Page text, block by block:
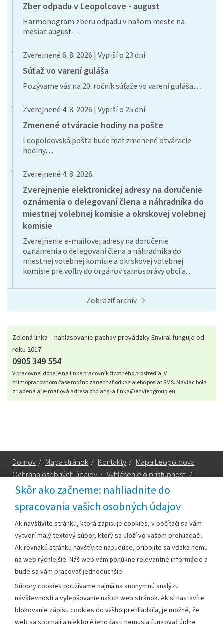
Skôr ako začneme: nahliadnite do
spracovania vašich osobných údajov
Ak navštívite stránku, ktorá zapisuje cookies, v počítači sa vám
vytvorí malý textový súbor, ktorý sa uloží vo vašom prehliadači.
Ak rovnakú stránku navštívite nabudúce, pripojíte sa vďaka nemu
na web rýchlejšie. Náš web vám ponúkne relevantné informácie a
bude sa vám pracovať jednoduchšie.
Súbory cookies používame najmä na anonymnú analýzu
návštevnosti a vylepšovanie našich web stránok. Ak si nastavíte
blokovanie zápisu cookies do vášho prehliadača, je možné, že
web sa spomalí a niektoré jeho časti nemusia fungovať úplne
Zber odpadu v Leopoldove - august
Harmonogram zberu odpadu v našom meste na
mesiac august…
Zverejnené 6. 8. 2026 | Vyprší o 23 dní.
Súťaž vo varení guláša
Pozývame vás na 20. ročník súťaže vo varení guláša…
Zverejnené 4. 8. 2026 | Vyprší o 25 dní.
Zmenené otváracie hodiny na pošte
Leopoldovská pošta bude mať zmenené otváracie
hodiny…
Zverejnené 4. 8. 2026.
Zverejnenie elektronickej adresy na doručenie
oznámenia o delegovaní člena a náhradníka do
miestnej volebnej komisie a okrskovej volebnej
komisie
Zverejnenie e-mailovej adresy na doručenie
oznámenia o delegovaní člena a náhradníka do
miestnej volebnej komisie a okrskovej volebnej
komisie pre voľby do orgánov samosprávy obcí a...
Zobraziť archív
Zelená linka – nahlasovanie pachov prevádzky Enviral funguje od
roku 2017
0905 349 554
V pracovnej dobe je na linke pracovník životného prostredia. V
mimopracovnom čase možno zanechať odkaz alebo poslať SMS. Naviac bola
zriadená aj e-mailová adresa obcianska.linka@enviengroup.eu.
Domov / Mapa stránok / Kontakty / Mapa Leopoldova
Ochrana osobných údajov / Vyhlásenie o prístupnosti /
Technická podpora
Mestský úrad Leopoldov
Hlohovská cesta 1818/2A
920 41 Leopoldov
Kontakt:
Telefón:+42133/285 27 11